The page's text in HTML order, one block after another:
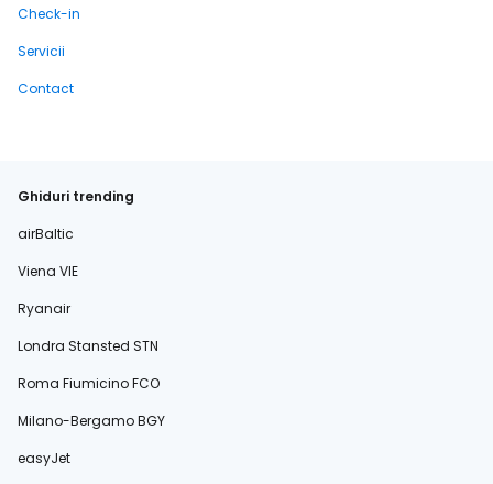
Check-in
Servicii
Contact
Ghiduri trending
airBaltic
Viena VIE
Ryanair
Londra Stansted STN
Roma Fiumicino FCO
Milano-Bergamo BGY
easyJet